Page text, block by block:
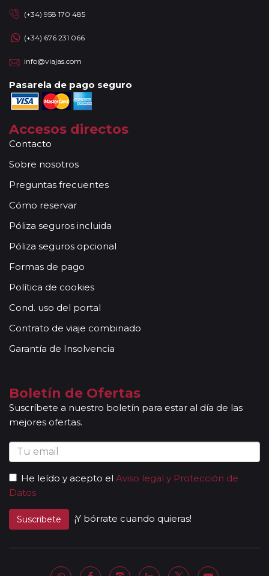
(+34) 958 170 485
(+34) 676 231 066
info@viajas.com
Pasarela de pago seguro
Accesos directos
Contacto
Sobre nosotros
Preguntas frecuentes
Cómo reservar
Póliza seguros incluida
Póliza seguros opcional
Formas de pago
Política de cookies
Cond. uso del portal
Contrato de viaje combinado
Garantía de Insolvencia
Boletín de Ofertas
Suscríbete a nuestro boletín para estar al día de las
mejores ofertas.
He leído y acepto el Aviso legal y Protección de
Datos
Suscribete ¡Y bórrate cuando quieras!